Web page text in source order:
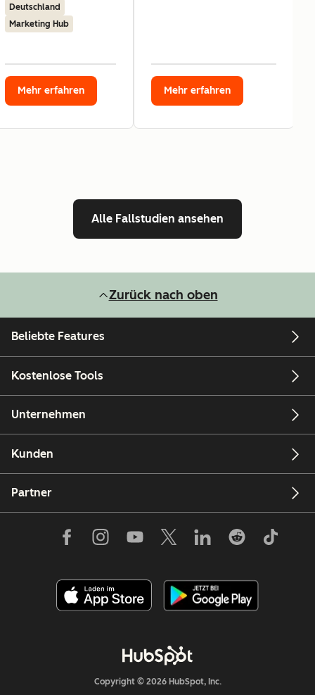
Deutschland
Marketing Hub
Mehr erfahren Mehr erfahren
Alle Fallstudien ansehen
Zurück nach oben
Beliebte Features
Kostenlose Tools
Unternehmen
Kunden
Partner
Copyright © 2026 HubSpot, Inc.